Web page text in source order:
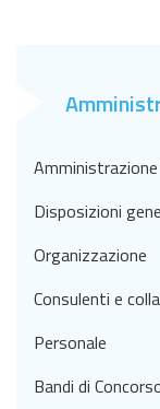
Disposizioni
Organizzazione
Consulenti e
Personale
Bandi di